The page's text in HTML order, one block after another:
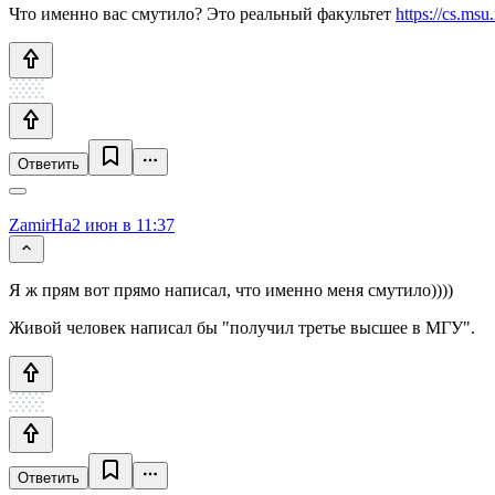
Что именно вас смутило? Это реальный факультет https://
Ответить
ZamirHa2 июн в 11:37
Я ж прям вот прямо написал, что именно меня смутило))))
Живой человек написал бы "получил третье высшее в МГУ".
Ответить